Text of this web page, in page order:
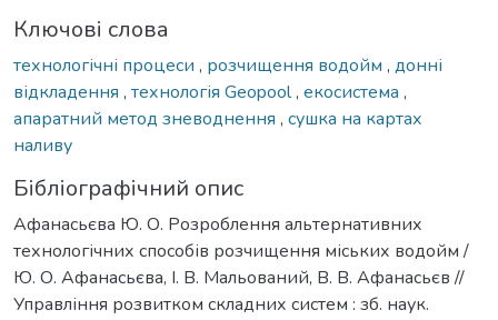
Ключові слова
технологічні процеси , розчищення водойм , донні
відкладення , технологія Geopool, екосистема ,
апаратний метод зневоднення , сушка на картах
наливу
Бібліографічний опис
Афанасьєва Ю. О. Розроблення альтернативних
технологічних способів розчищення міських водойм /
Ю. О. Афанасьєва, І. В. Мальований, В. В. Афанасьєв //
Управління розвитком складних систем : зб. наук.